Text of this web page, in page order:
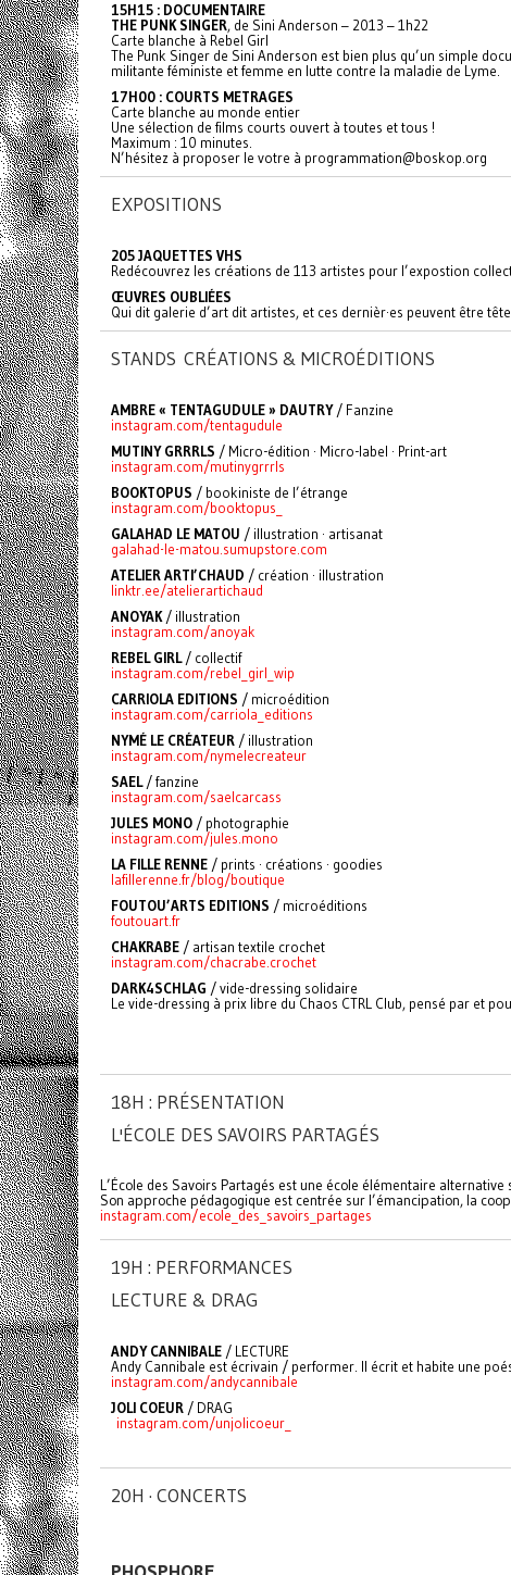
15H15 : DOCUMENTAIRE
THE PUNK SINGER, de Sini Anderson – 2013 – 1h22
Carte blanche à Rebel Girl
The Punk Singer de Sini Anderson est bien plus qu’un simple
militante féministe et femme en lutte contre la maladie de Lyme.
17H00 : COURTS METRAGES
Carte blanche au monde entier
Une sélection de films courts ouvert à toutes et tous !
Maximum : 10 minutes.
N’hésitez à proposer le votre à programmation@boskop.org
EXPOSITIONS
205 JAQUETTES VHS
Redécouvrez les créations de 113 artistes pour l’expostion
ŒUVRES OUBLIÉES
Qui dit galerie d’art dit artistes, et ces dernièr·es peuvent être
STANDS CRÉATIONS & MICROÉDITIONS
AMBRE « TENTAGUDULE » DAUTRY/ Fanzine
instagram.com/tentagudule
MUTINY GRRRLS / Micro-édition · Micro-label · Print-art
instagram.com/mutinygrrrls
BOOKTOPUS / bookiniste de l’étrange
instagram.com/booktopus_
GALAHAD LE MATOU / illustration · artisanat
galahad-le-matou.sumupstore.com
ATELIER ARTI’CHAUD / création · illustration
linktr.ee/atelierartichaud
ANOYAK/ illustration
instagram.com/anoyak
REBEL GIRL/ collectif
instagram.com/rebel_girl_wip
CARRIOLA EDITIONS / microédition
instagram.com/carriola_editions
NYMÉ LE CRÉATEUR / illustration
instagram.com/nymelecreateur
SAEL/ fanzine
instagram.com/saelcarcass
JULES MONO / photographie
instagram.com/jules.mono
LA FILLE RENNE / prints · créations · goodies
lafillerenne.fr/blog/boutique
FOUTOU’ARTS EDITIONS / microéditions
foutouart.fr
CHAKRABE / artisan textile crochet
instagram.com/chacrabe.crochet
DARK4SCHLAG / vide-dressing solidaire
Le vide-dressing à prix libre du Chaos CTRL Club, pensé par et
18H : PRÉSENTATION
L'ÉCOLE DES SAVOIRS PARTAGÉS
L’École des Savoirs Partagés est une école élémentaire
Son approche pédagogique est centrée sur l’émancipation, la
instagram.com/ecole_des_savoirs_partages
19H : PERFORMANCES
LECTURE & DRAG
ANDY CANNIBALE / LECTURE
Andy Cannibale est écrivain / performer. Il écrit et habite une
instagram.com/andycannibale
JOLI COEUR / DRAG
instagram.com/unjolicoeur_
20H · CONCERTS